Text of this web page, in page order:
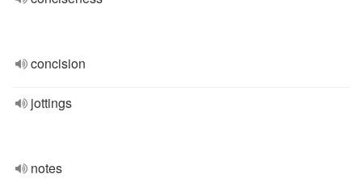
concision
jottings
notes